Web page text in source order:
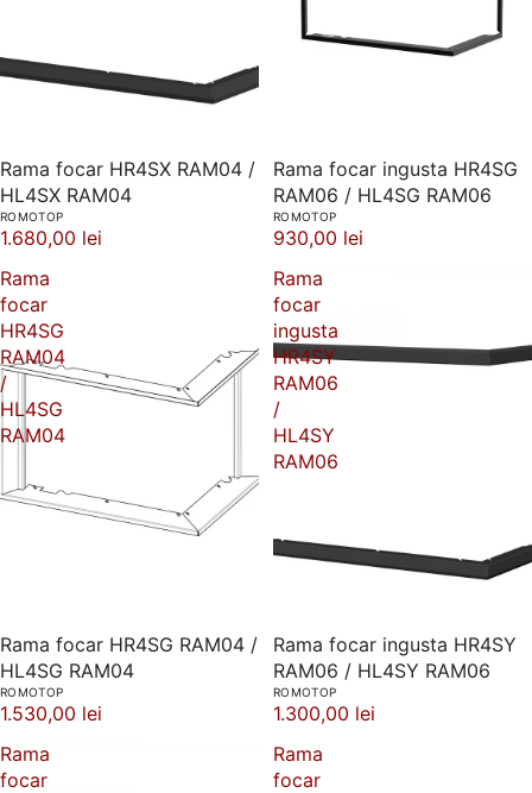
Rama focar HR4SX RAM04 /
HL4SX RAM04
ROMOTOP
1.680,00 lei
Rama focar ingusta HR4SG
RAM06 / HL4SG RAM06
ROMOTOP
930,00 lei
Rama
focar
HR4SG
RAM04
/
HL4SG
RAM04
Rama focar HR4SG RAM04 /
HL4SG RAM04
ROMOTOP
1.530,00 lei
Rama
focar
ingusta
HR4SY
RAM06
/
HL4SY
RAM06
Rama focar ingusta HR4SY
RAM06 / HL4SY RAM06
ROMOTOP
1.300,00 lei
Rama
focar
Rama
focar